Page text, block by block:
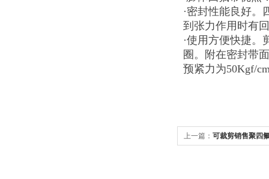
·密封性能良好
到张力作用时有
·使用方便快捷
圈。附在密封带
预紧力为50Kgf/
上一篇： 可裁剪销售聚四